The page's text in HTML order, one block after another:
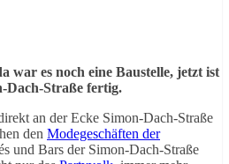
war es noch eine Baustelle, jetzt ist
Dach-Straße fertig.
an der Ecke Simon-Dach-Straße
den Modegeschäften der
und Bars der Simon-Dach-Straße